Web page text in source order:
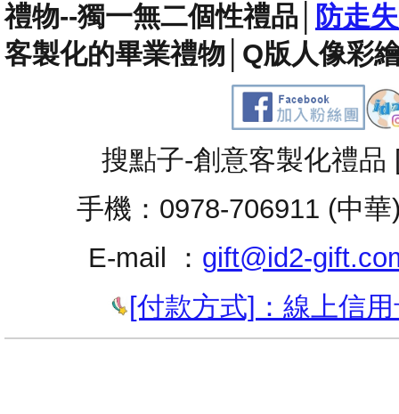
禮物--獨一無二個性禮品
防走
客製化的畢業禮物 Q版人像彩
搜點子-創意客製化禮
手機：0978-706911 (中
E-mail ： gift@id2-
[付款方式]：線上信